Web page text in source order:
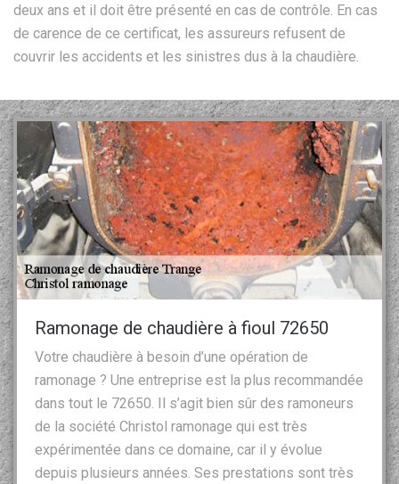
deux ans et il doit être présenté en cas de contrôle. En cas
de carence de ce certificat, les assureurs refusent de
couvrir les accidents et les sinistres dus à la chaudière.
Ramonage de chaudière à fioul 72650
Votre chaudière à besoin d’une opération de
ramonage ? Une entreprise est la plus recommandée
dans tout le 72650. Il s’agit bien sûr des ramoneurs
de la société Christol ramonage qui est très
expérimentée dans ce domaine, car il y évolue
depuis plusieurs années. Ses prestations sont très